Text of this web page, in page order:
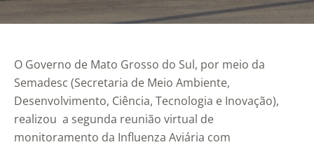
O Governo de Mato Grosso do Sul, por meio da
Semadesc (Secretaria de Meio Ambiente,
Desenvolvimento, Ciência, Tecnologia e Inovação),
realizou a segunda reunião virtual de
monitoramento da Influenza Aviária com